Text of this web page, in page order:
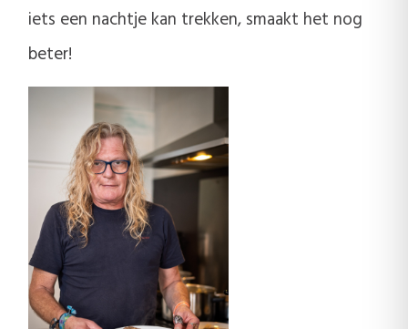
iets een nachtje kan trekken, smaakt het nog
beter!